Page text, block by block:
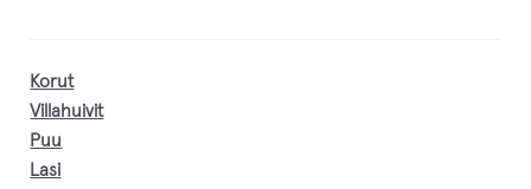
Korut
Villahuivit
Puu
Lasi